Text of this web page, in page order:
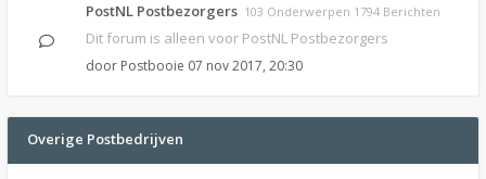
PostNL Postbezorgers 103 Onderwerpen 1794 Berichten
Dit forum is alleen voor PostNL Postbezorgers
door Postbooie 07 nov 2017, 20:30
Overige Postbedrijven